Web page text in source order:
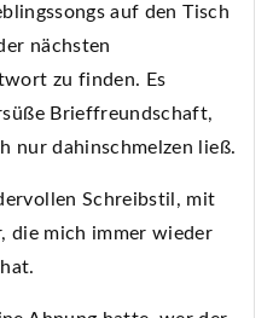
auf den Tisch
nächsten
zu finden. Es
Brieffreundschaft,
nur dahinschmelzen ließ.
Schreibstil, mit
die mich immer wieder